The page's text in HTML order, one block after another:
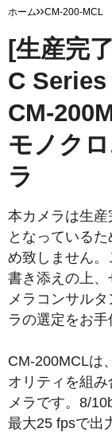
ホーム CM-200-MCL
[生産完
C Series
CM-
モノク
ラ
本カメラは生
となっている
め致しません
書き添えの上
メラコンサル
ラの選定をお手
CM-200MCLは
オリティを組
メラです。8/
最大25 fpsで出